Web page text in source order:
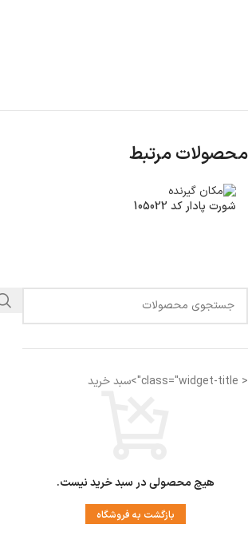
محصولات مرتبط
شورت پادار کد 105022
< class="widget-title">سبد خرید
هیچ محصولی در سبد خرید نیست.
بازگشت به فروشگاه